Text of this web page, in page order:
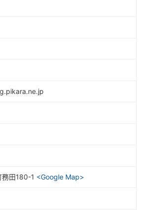
務田180-1 <Google Map>